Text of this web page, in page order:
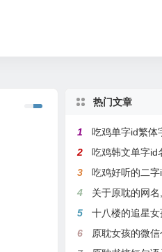
热门文章
1
吃鸡单字id繁体
2
吃鸡韩文单字id
3
吃鸡好听的二
4
关于原耽的网
5
十八楼的追星女
6
原耽女孩的微